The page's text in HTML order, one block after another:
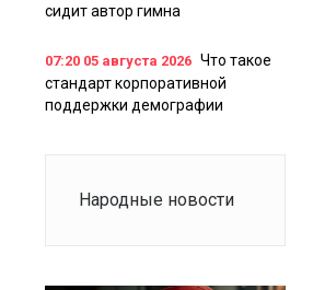
сидит автор гимна
07:20 05 августа 2026 Что такое
стандарт корпоративной
поддержки демографии
Народные новости